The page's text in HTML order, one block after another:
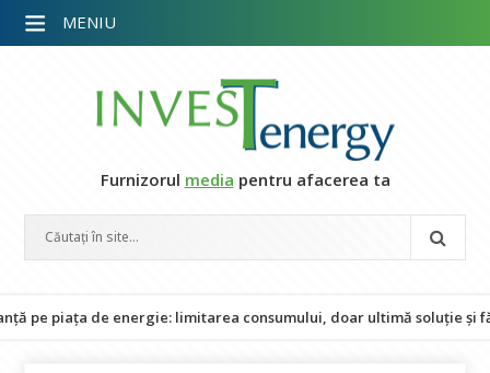
Furnizorul media pentru afacerea ta
de energie: limitarea consumului, doar ultimă soluție și fără
MENIU